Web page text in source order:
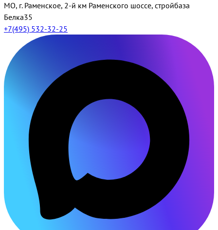
МО, г. Раменское, 2-й км Раменского шоссе, стройбаза
Белка35
+7(495) 532-32-25